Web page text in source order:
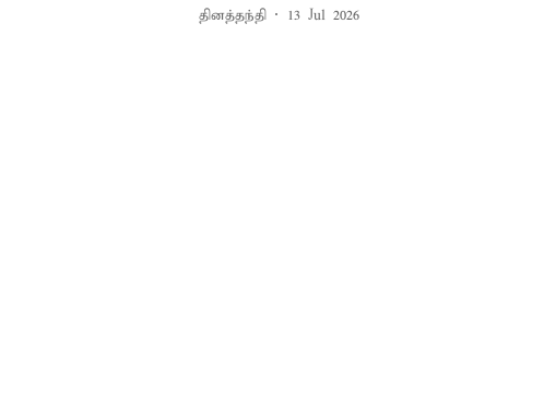
தினத்தந்தி 13 Jul 2026